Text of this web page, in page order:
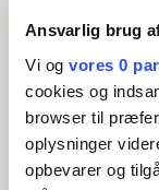
Ansvarlig brug
Vi og vores 0
cookies og
browser til
oplysninger
opbevarer og
Partistøtte
Læs mere